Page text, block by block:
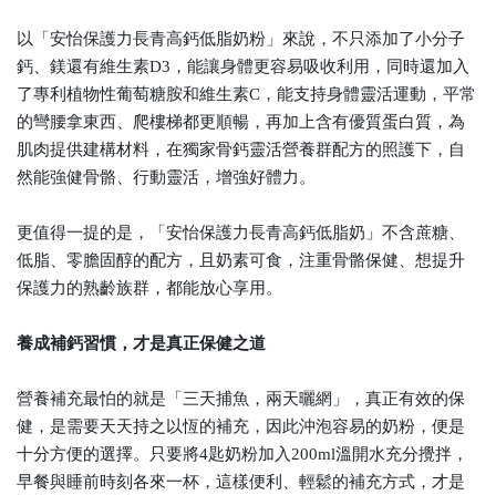
以「安怡保護力長青高鈣低脂奶粉」來說，不只添加了小分子
鈣、鎂還有維生素D3，能讓身體更容易吸收利用，同時還加入
了專利植物性葡萄糖胺和維生素C，能支持身體靈活運動，平常
的彎腰拿東西、爬樓梯都更順暢，再加上含有優質蛋白質，為
肌肉提供建構材料，在獨家骨鈣靈活營養群配方的照護下，自
然能強健骨骼、行動靈活，增強好體力。
更值得一提的是，「安怡保護力長青高鈣低脂奶」不含蔗糖、
低脂、零膽固醇的配方，且奶素可食，注重骨骼保健、想提升
保護力的熟齡族群，都能放心享用。
養成補鈣習慣，才是真正保健之道
營養補充最怕的就是「三天捕魚，兩天曬網」，真正有效的保
健，是需要天天持之以恆的補充，因此沖泡容易的奶粉，便是
十分方便的選擇。只要將4匙奶粉加入200ml溫開水充分攪拌，
早餐與睡前時刻各來一杯，這樣便利、輕鬆的補充方式，才是